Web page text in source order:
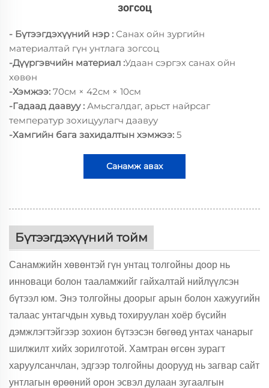
зогсоц
- Бүтээгдэхүүний нэр : Санах ойн зургийн
материалтай гүн унтлага зогсоц
-Дүүргэвчийн материал :Удаан сэргэх санах ойн
хөвөн
-Хэмжээ: 70см × 42см × 10см
-Гадаад даавуу : Амьсгалдаг, арьст найрсаг
температур зохицуулагч даавуу
-Хамгийн бага захидалтын хэмжээ: 5
Санамж авах
Бүтээгдэхүүний тойм
Санамжийн хөвөнтэй гүн унтац толгойны доор нь
инноваци болон тааламжийг гайхалтай нийлүүлсэн
бүтээл юм. Энэ толгойны доорыг арын болон хажуугийн
талаас унтагчдын хувьд тохируулан хоёр бүсийн
дэмжлэгтэйгээр зохион бүтээсэн бөгөөд унтах чанарыг
шилжилт хийх зорилготой. Хамтран өгсөн зурагт
харуулсанчлан, эдгээр толгойны доорууд нь загвар сайт
унтлагын өрөөний орон эсвэл дулаан зугаалгын